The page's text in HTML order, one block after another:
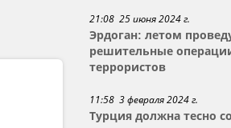
21:08 25 июня 2024 г.
Эрдоган: летом
решительные
террористов
11:58 3 февраля 2024 г.
Турция должна тесно